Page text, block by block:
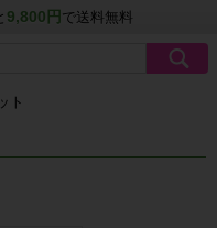
9,800円 で送料無料
ト